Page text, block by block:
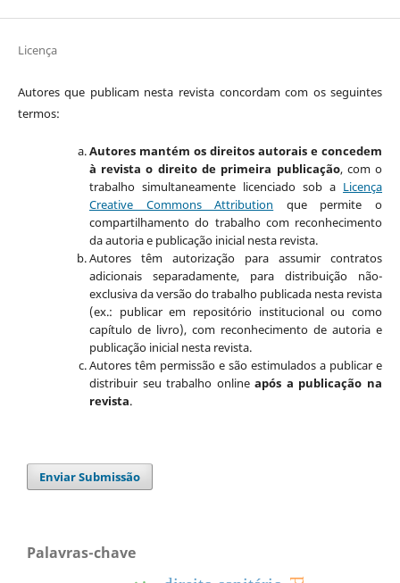
Licença
Autores que publicam nesta revista concordam com os seguintes
termos:
Autores mantém os direitos autorais e concedem
à revista o direito de primeira publicação, com o
trabalho simultaneamente licenciado sob a Licença
Creative Commons Attribution que permite o
compartilhamento do trabalho com reconhecimento
da autoria e publicação inicial nesta revista.
Autores têm autorização para assumir contratos
adicionais separadamente, para distribuição não-
exclusiva da versão do trabalho publicada nesta revista
(ex.: publicar em repositório institucional ou como
capítulo de livro), com reconhecimento de autoria e
publicação inicial nesta revista.
Autores têm permissão e são estimulados a publicar e
distribuir seu trabalho onlineapós a publicação na
revista.
Enviar Submissão
Palavras-chave